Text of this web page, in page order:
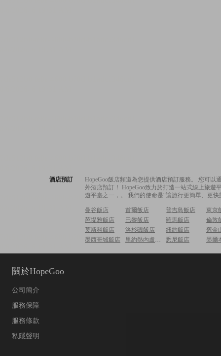
酒店預訂
HopeGoo飯店頻道為您提供酒店預訂服務。 您可
外酒店預訂！ HopeGoo致力於打造一站式線上旅
遊平臺之一，。 我們的使命是“讓旅行更簡單、更
曼谷飯店 首爾飯店 普吉島飯店
東京
芭堤雅飯店
巴黎飯店 羅馬飯店
倫敦
莫斯科飯店
洛杉磯飯店 紐約飯店
舊金
墨西哥城飯店
里約熱內盧飯店 悉尼飯店 墨爾
關於HopeGoo
公司簡介
服務保障
服務條款
私隱聲明